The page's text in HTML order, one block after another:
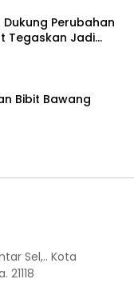
Dukung Perubahan
Tegaskan Jadi
dan
Bibit Bawang
Sel,.. Kota